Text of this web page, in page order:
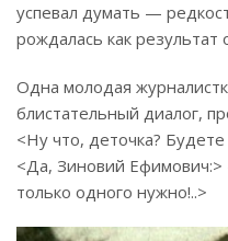
успевал думать —
рождалась как результат
Одна молодая
блистательный диалог,
<Ну что, деточка?
<Да, Зиновий
только одного нужно!..>